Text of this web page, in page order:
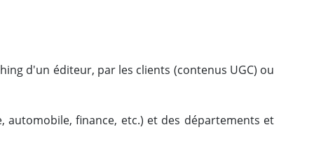
d'un éditeur, par les clients (contenus UGC) ou
finance, etc.) et des départements et